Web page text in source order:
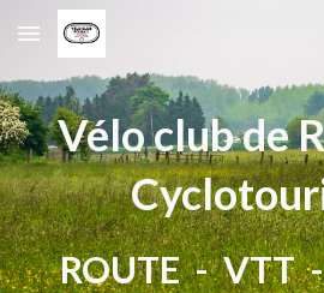
Skip to main content
Vélo club de
ROUTE - VTT